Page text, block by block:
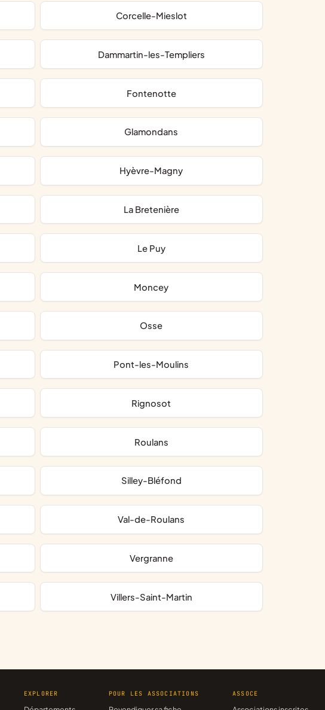
Corcelle-Mieslot
Dammartin-les-Templiers
Fontenotte
Glamondans
Hyèvre-Magny
La Bretenière
Le Puy
Moncey
Osse
Pont-les-Moulins
Rignosot
Roulans
Silley-Bléfond
Val-de-Roulans
Vergranne
Villers-Saint-Martin
EXPLORER POUR LES ASSOCIATIONS ASSOCE